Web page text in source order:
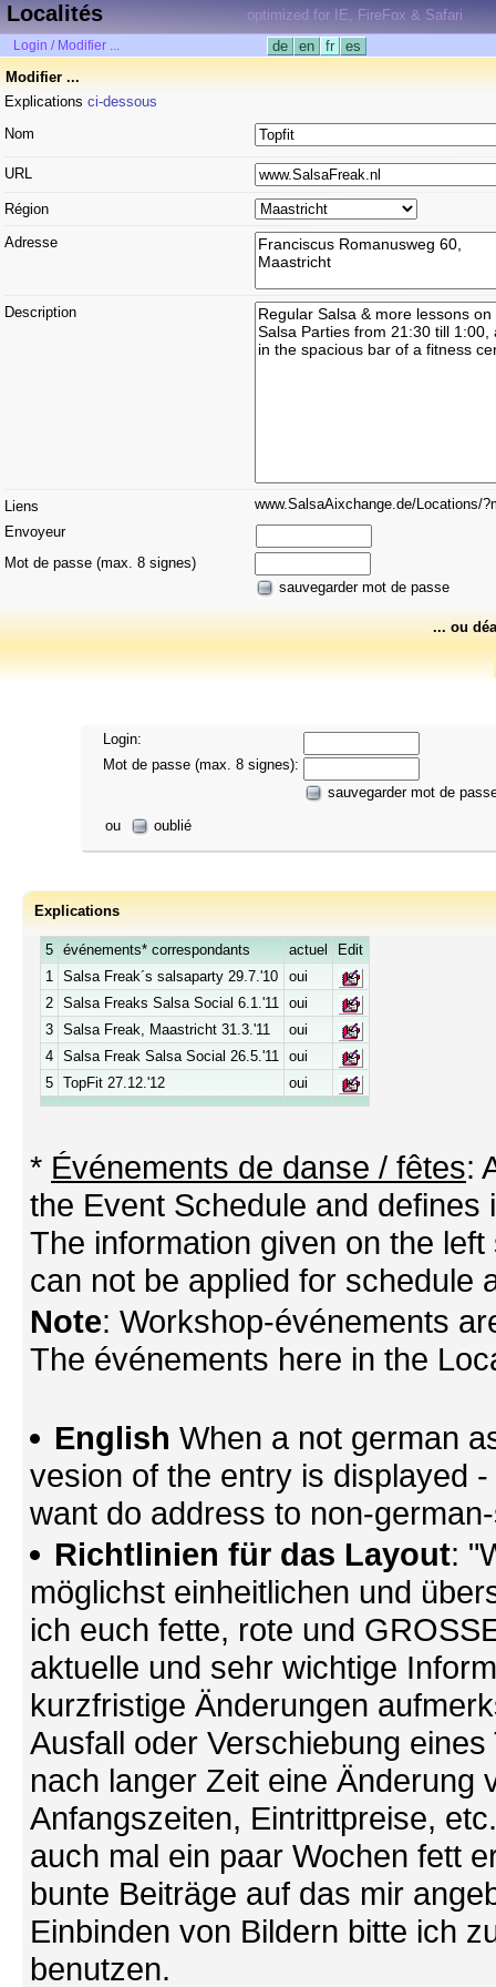
Localités optimized for IE, FireFox & Safari
Login / Modifier ... de en fr
es
Modifier ...
Explications ci-dessous
Nom
URL
Région
Adresse
Description
Liens
www.SalsaAixchange.de/Locations/
Envoyeur
Mot de passe (max. 8 signes)
sauvegarder mot de passe
... ou
Login:
Mot de passe (max. 8 signes):
sauvegarder mot de
ou
oublié
Explications
5 événements* correspondants actuel
Edit
1 Salsa Freak´s salsaparty 29.7.'10
oui
2 Salsa Freaks Salsa Social 6.1.'11 oui
3 Salsa Freak, Maastricht 31.3.'11
oui
4 Salsa Freak Salsa Social 26.5.'11 oui
5 TopFit 27.12.'12 oui
* Événements de danse / fêtes:
the Event Schedule and
The information given on the
can not be applied for schedule
Note: Workshop-événements
The événements here in the
English When a not german
vesion of the entry is displayed
want do address to non-
Richtlinien für das Layout:
möglichst einheitlichen und
ich euch fette, rote und
aktuelle und sehr wichtige
kurzfristige Änderungen
Ausfall oder Verschiebung
nach langer Zeit eine Änderung
Anfangszeiten, Eintrittpreise,
auch mal ein paar Wochen fett
bunte Beiträge auf das mir
Einbinden von Bildern bitte ich
benutzen.